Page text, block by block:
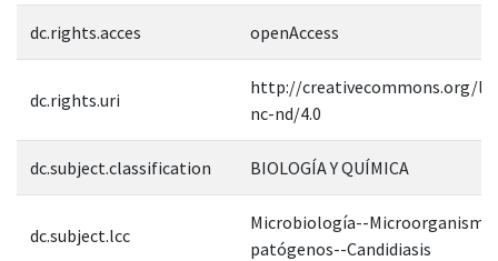
dc.rights.acces openAccess
dc.rights.uri
http://creativecommons.org/
nc-nd/4.0
dc.subject.classification BIOLOGÍA Y QUÍMICA
dc.subject.lcc
Microbiología--
patógenos--Candidiasis